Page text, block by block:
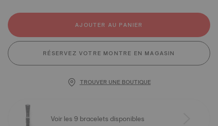
AJOUTER AU PANIER
RÉSERVEZ VOTRE MONTRE EN MAGASIN
TROUVER UNE BOUTIQUE
Voir les 9 bracelets disponibles